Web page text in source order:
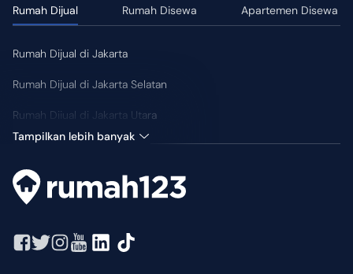
Fasilitas Kamar
• Smart TV
• Dapur
Rumah Dijual Rumah Disewa Apartemen Disewa
Rumah Dijual di Jakarta
Rumah Dijual di Jakarta Selatan
Rumah Dijual di Jakarta Utara
Tampilkan lebih banyak